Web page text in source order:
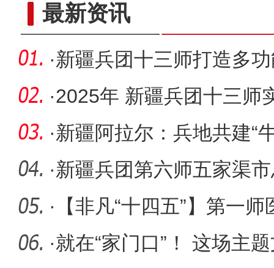
最新资讯
·新疆兵团十三师打造多
工“幸福+
·2025年 新疆兵团十三师
3586人
·新疆阿拉尔：兵地共建“
图景
·新疆兵团第六师五家渠
人”温
·
【非凡“十四五”】第一
造“最硬
·就在“家门口”！ 这场主